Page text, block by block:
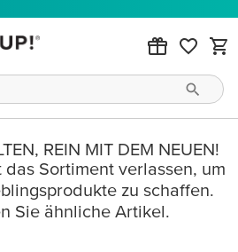
REIN MIT DEM NEUEN!
Sortiment verlassen, um
zu schaffen.
Sie ähnliche Artikel.